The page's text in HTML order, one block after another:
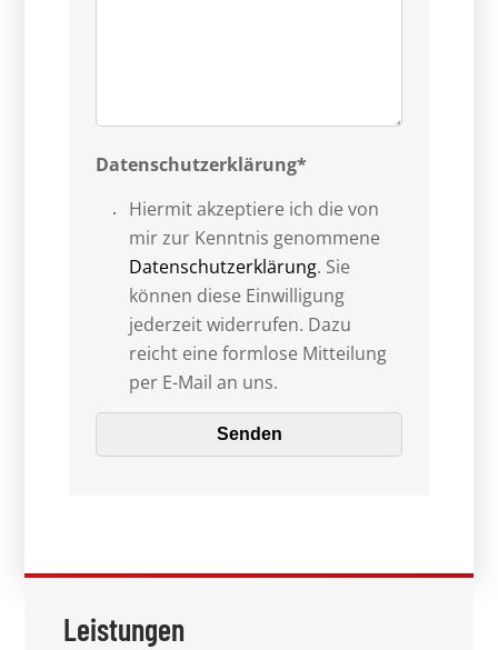
Leistungen
Datenschutzerklärung*
Hiermit akzeptiere ich die von
mir zur Kenntnis genommene
Datenschutzerklärung. Sie
können diese Einwilligung
jederzeit widerrufen. Dazu
reicht eine formlose Mitteilung
per E-Mail an uns.